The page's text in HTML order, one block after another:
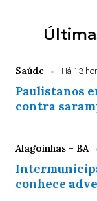
Saúde Há 13
Paulistanos
contra
Alagoinhas - BA
conhece